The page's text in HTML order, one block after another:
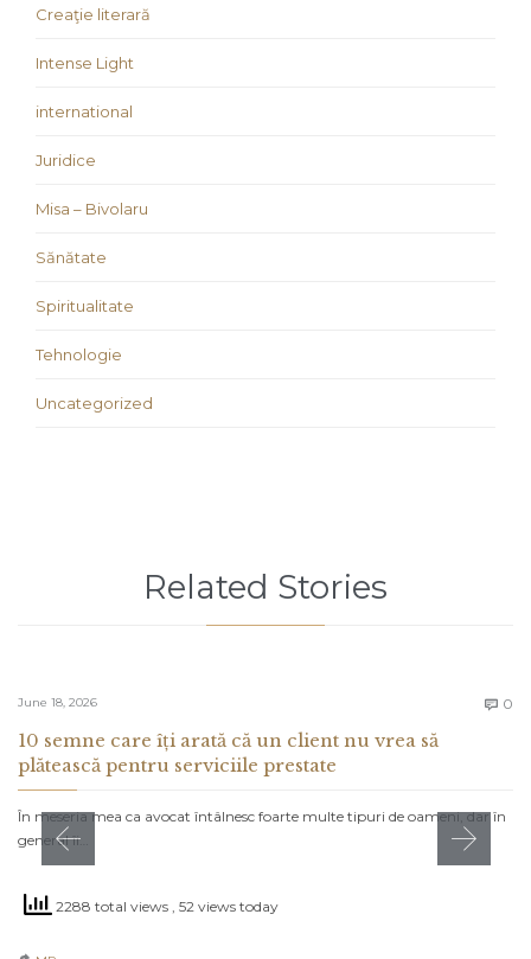
Creaţie literară
Intense Light
international
Juridice
Misa – Bivolaru
Sănătate
Spiritualitate
Tehnologie
Uncategorized
Related Stories
June 18, 2026  0
10 semne care îți arată că un client nu vrea să
plătească pentru serviciile prestate
În meseria mea ca avocat întâlnesc foarte multe tipuri de oameni, dar în
general îi…
2288 total views , 52 views today